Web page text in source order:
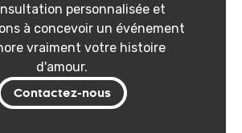
personnalisée et
à concevoir un événement
vraiment votre histoire
d'amour.
Contactez-nous